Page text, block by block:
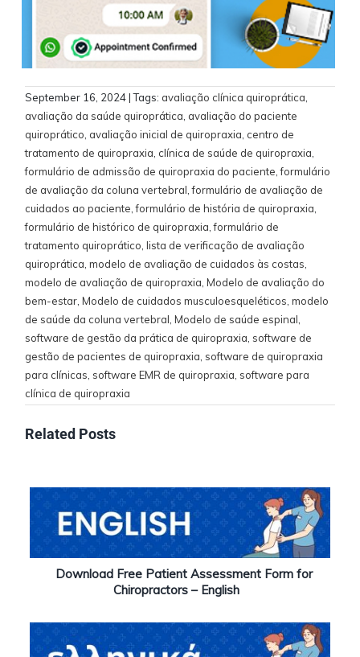
September 16, 2024| Tags: avaliação clínica quiroprática
avaliação da saúde quiroprática avaliação do paciente
quiroprático avaliação inicial de quiropraxia centro de
tratamento de quiropraxia clínica de saúde de quiropraxia
formulário de admissão de quiropraxia do paciente ,formulário
de avaliação da coluna vertebral ,formulário de avaliação de
cuidados ao paciente ,formulário de história de quiropraxia
formulário de histórico de quiropraxia ,formulário de
tratamento quiroprático lista de verificação de avaliação
quiroprática modelo de avaliação de cuidados às costas
modelo de avaliação de quiropraxia Modelo de avaliação do
bem-estar, Modelo de cuidados musculoesqueléticos modelo
de saúde da coluna vertebral Modelo de saúde espinal
software de gestão da prática de quiropraxia software de
gestão de pacientes de quiropraxia software de quiropraxia
para clínicas software EMR de quiropraxia software para
clínica de quiropraxia
Download Free Patient Assessment Form for
Chiropractors – English
Related Posts